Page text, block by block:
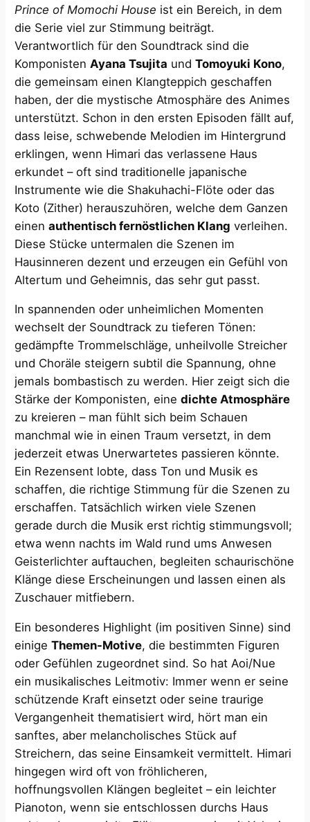
Prince of Momochi House ist ein Bereich, in dem
die Serie viel zur Stimmung beiträgt.
Verantwortlich für den Soundtrack sind die
KomponistenAyana Tsujita undTomoyuki Kono,
die gemeinsam einen Klangteppich geschaffen
haben, der die mystische Atmosphäre des Animes
unterstützt​. Schon in den ersten Episoden fällt auf,
dass leise, schwebende Melodien im Hintergrund
erklingen, wenn Himari das verlassene Haus
erkundet – oft sind traditionelle japanische
Instrumente wie die Shakuhachi-Flöte oder das
Koto (Zither) herauszuhören, welche dem Ganzen
einenauthentisch fernöstlichen Klang verleihen.
Diese Stücke untermalen die Szenen im
Hausinneren dezent und erzeugen ein Gefühl von
Altertum und Geheimnis, das sehr gut passt.
In spannenden oder unheimlichen Momenten
wechselt der Soundtrack zu tieferen Tönen:
gedämpfte Trommelschläge, unheilvolle Streicher
und Choräle steigern subtil die Spannung, ohne
jemals bombastisch zu werden. Hier zeigt sich die
Stärke der Komponisten, einedichte Atmosphäre
zu kreieren – man fühlt sich beim Schauen
manchmal wie in einen Traum versetzt, in dem
jederzeit etwas Unerwartetes passieren könnte.
Ein Rezensent lobte, dass Ton und Musik es
schaffen, die richtige Stimmung für die Szenen zu
erschaffen​. Tatsächlich wirken viele Szenen
gerade durch die Musik erst richtig stimmungsvoll;
etwa wenn nachts im Wald rund ums Anwesen
Geisterlichter auftauchen, begleiten schaurischöne
Klänge diese Erscheinungen und lassen einen als
Zuschauer mitfiebern.
Ein besonderes Highlight (im positiven Sinne) sind
einigeThemen-Motive, die bestimmten Figuren
oder Gefühlen zugeordnet sind. So hat Aoi/Nue
ein musikalisches Leitmotiv: Immer wenn er seine
schützende Kraft einsetzt oder seine traurige
Vergangenheit thematisiert wird, hört man ein
sanftes, aber melancholisches Stück auf
Streichern, das seine Einsamkeit vermittelt. Himari
hingegen wird oft von fröhlicheren,
hoffnungsvollen Klängen begleitet – ein leichter
Pianoton, wenn sie entschlossen durchs Haus